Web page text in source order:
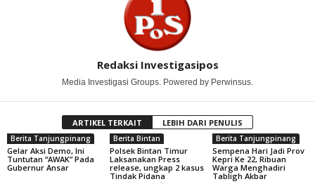
Redaksi Investigasipos
Media Investigasi Groups. Powered by Perwinsus.
ARTIKEL TERKAIT LEBIH DARI PENULIS
Berita Tanjungpinang
Gelar Aksi Demo, Ini
Tuntutan “AWAK” Pada
Gubernur Ansar
Berita Bintan
Polsek Bintan Timur
Laksanakan Press
release, ungkap 2 kasus
Tindak Pidana
Berita Tanjungpinang
Sempena Hari Jadi Prov
Kepri Ke 22, Ribuan
Warga Menghadiri
Tabligh Akbar